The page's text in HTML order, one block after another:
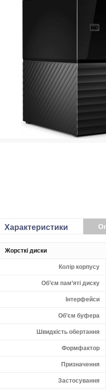
Характеристики
Жорсткі диски
Колір корпусу
Об’єм пам’яті диску
Інтерфейси
Об’єм буфера
Швидкість обертання
Формфактор
Призначення
Застосування